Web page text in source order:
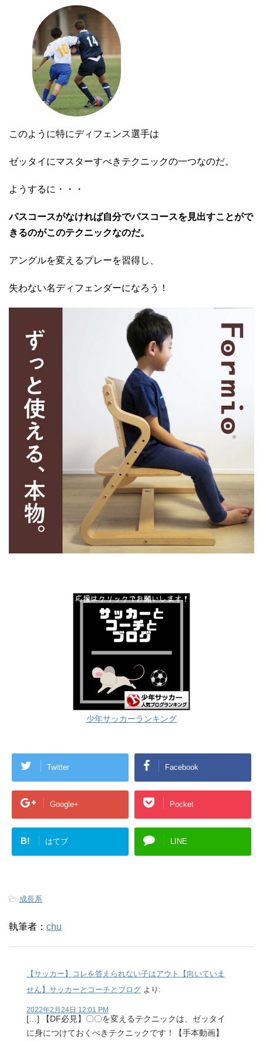
このように特にディフェンス選手は
ゼッタイにマスターすべきテクニックの一つなのだ。
ようするに・・・
パスコースがなければ自分でパスコースを見出すことがで
きるのがこのテクニックなのだ。
アングルを変えるプレーを習得し、
失わない名ディフェンダーになろう！
少年サッカーランキング
Twitter Facebook
Google+ Pocket
B! はてブ LINE
-成長系
執筆者： chu
【サッカー】コレを答えられない子はアウト【向いていま
せん】サッカーとコーチとブログ より:
2022年2月24日 12:01 PM
[…] 【DF必見】〇〇を変えるテクニックは、ゼッタイ
に身につけておくべきテクニックです！【手本動画】